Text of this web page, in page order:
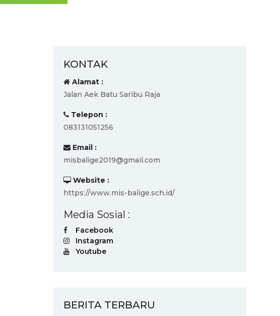
KONTAK
Alamat :
Jalan Aek Batu Saribu Raja
Telepon :
083131051256
Email :
misbalige2019@gmail.com
Website :
https://www.mis-balige.sch.id/
Media Sosial :
Facebook
Instagram
Youtube
BERITA TERBARU